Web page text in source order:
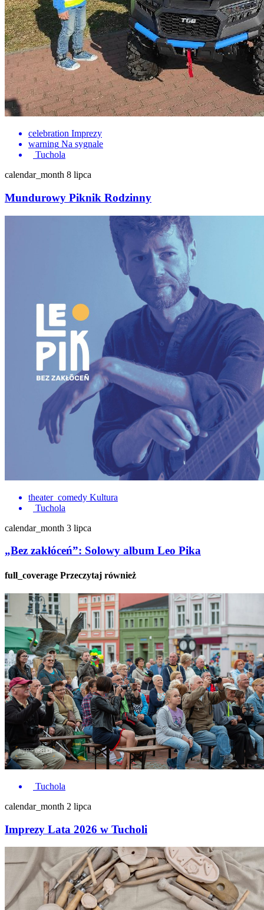
celebration Imprezy
warning Na sygnale
Tuchola
calendar_month 8 lipca
Mundurowy Piknik Rodzinny
theater_comedy Kultura
Tuchola
calendar_month 3 lipca
„Bez zakłóceń”: Solowy album Leo Pika
full_coverage Przeczytaj również
Tuchola
calendar_month 2 lipca
Imprezy Lata 2026 w Tucholi